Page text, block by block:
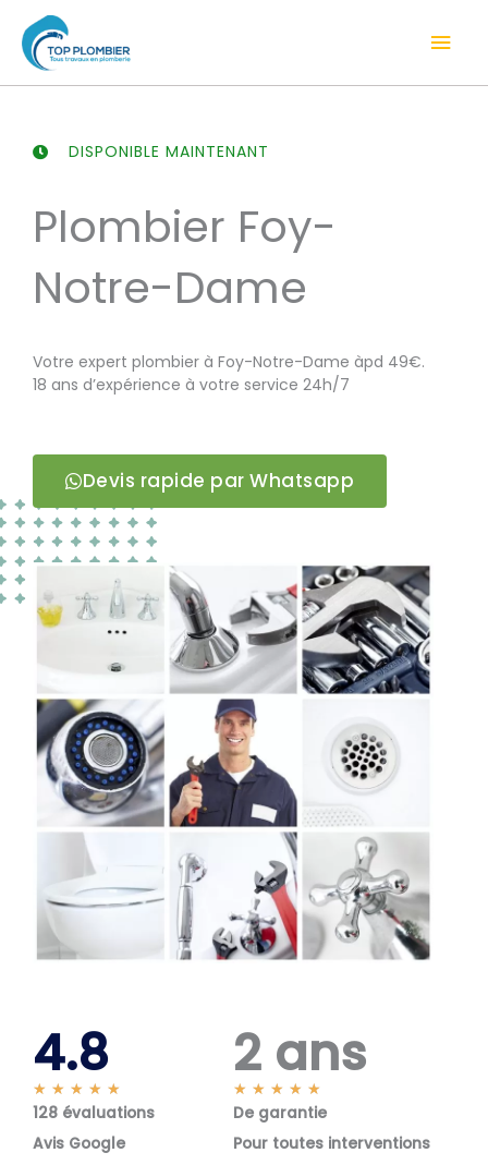
contenu
DISPONIBLE MAINTENANT
Plombier Foy-
Notre-Dame
Votre expert plombier à Foy-Notre-Dame àpd 49€.
18 ans d’expérience à votre service 24h/7
Devis rapide par Whatsapp
4.8
★ ★ ★ ★ ★
o
128 évaluations
Avis Google
2 ans
★ ★ ★ ★ ★
o
De garantie
Pour toutes interventions